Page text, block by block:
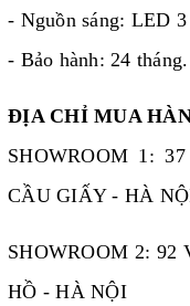
- Nguồn sáng: LED
- Bảo hành: 24 tháng.
ĐỊA CHỈ MUA
SHOWROOM 1:
CẦU GIẤY - HÀ
SHOWROOM 2:
HỒ - HÀ NỘI